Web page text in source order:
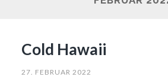
Cold Hawaii
27. FEBRUAR 2022